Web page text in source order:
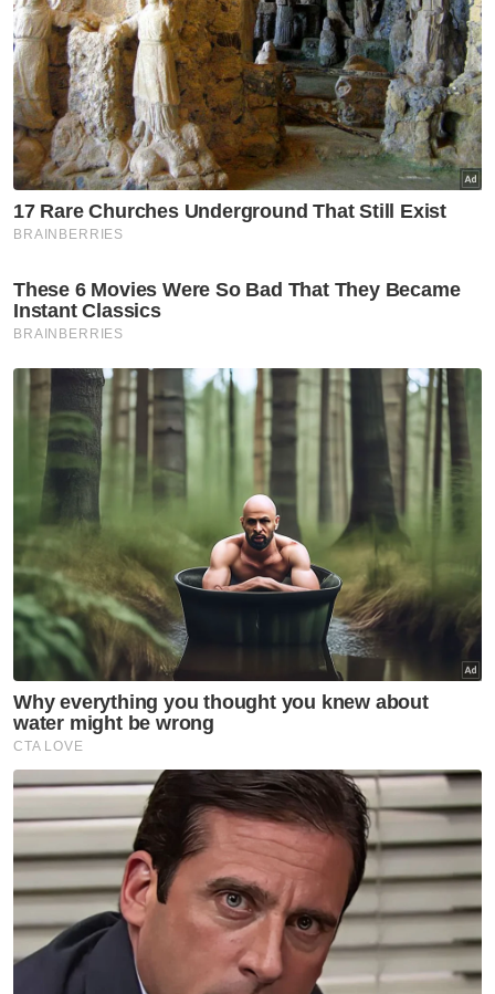
Menurutnya lagi, pihak berkuasa tempatan
(PBT) turut membantu agar penyediaan
infrastruktur digital dapat dipermudahkan
mengikut piawaian tertentu bagi memastikan
aspirasi Pelan Jendela dicapai.
Artikel Berkaitan:
270 menara telekomunikasi baharu dijangka siap
akhir tahun ini
“Antaranya, bagi mempercepatkan proses
pelaksanaan Jendela, PBT di Kedah dimohon
untuk pertimbangkan pemberian kelulusan
menyeluruh (blanket approval) bagi
kesemua projek pembinaan menara
telekomunikasi, khususnya bagi memulakan
kerja-kerja awalan sehingga ke peringkat
penyediaan tapak menara sementara
menanti kelulusan Kebenaran Merancang,”
katanya.
Wan Romani memberitahu, kerja-kerja
awalan tersebut turut merangkumi aspek
pembersihan tapak projek dan penyediaan
tapak struktur komunikasi.